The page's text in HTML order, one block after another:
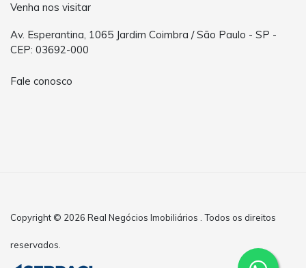
Venha nos visitar
Av. Esperantina, 1065 Jardim Coimbra / São Paulo - SP -
CEP: 03692-000
Fale conosco
Copyright © 2026 Real Negócios Imobiliários . Todos os direitos
reservados.